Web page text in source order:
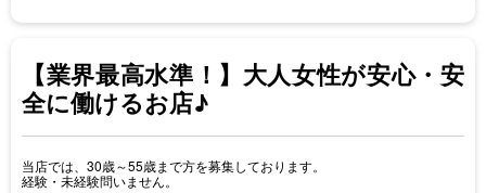
【業界最高水準！】大人女性が安心・安
全に働けるお店♪
当店では、30歳～55歳まで方を募集しております。
経験・未経験問いません。